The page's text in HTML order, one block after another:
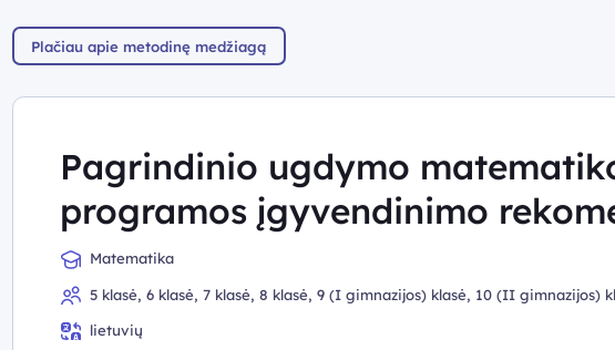
Plačiau apie metodinę medžiagą
Pagrindinio ugdymo
programos įgyvendinimo
Matematika
5 klasė, 6 klasė, 7 klasė, 8 klasė, 9 (I gimnazijos) klasė, 10 (II gimnazijos)
lietuvių